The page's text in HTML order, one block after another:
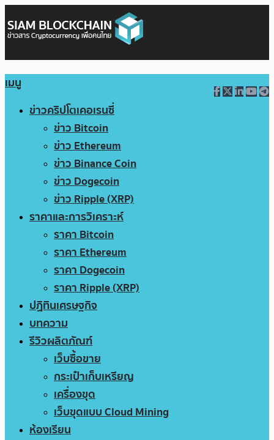
เมนู
ข่าวคริปโตเคอเรนซี่
ข่าว Bitcoin
ข่าว Ethereum
ข่าว Binance Coin
ข่าว Dogecoin
ข่าว Ripple (XRP)
ราคาและการวิเคราะห์
ราคา Bitcoin
ราคา Ethereum
ราคา Dogecoin
ราคา Ripple (XRP)
ปฏิทินเศรษฐกิจ
บทความ
รีวิวผลิตภัณฑ์
เว็บซื้อขาย
กระเป๋าเก็บเหรียญ
เครื่องขุด
เว็บขุดแบบ Cloud Mining
ห้องเรียน